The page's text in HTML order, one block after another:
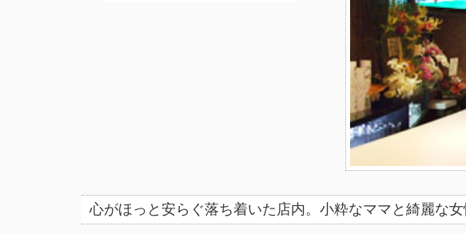
心がほっと安らぐ落ち着いた店内。小粋なママと綺麗な